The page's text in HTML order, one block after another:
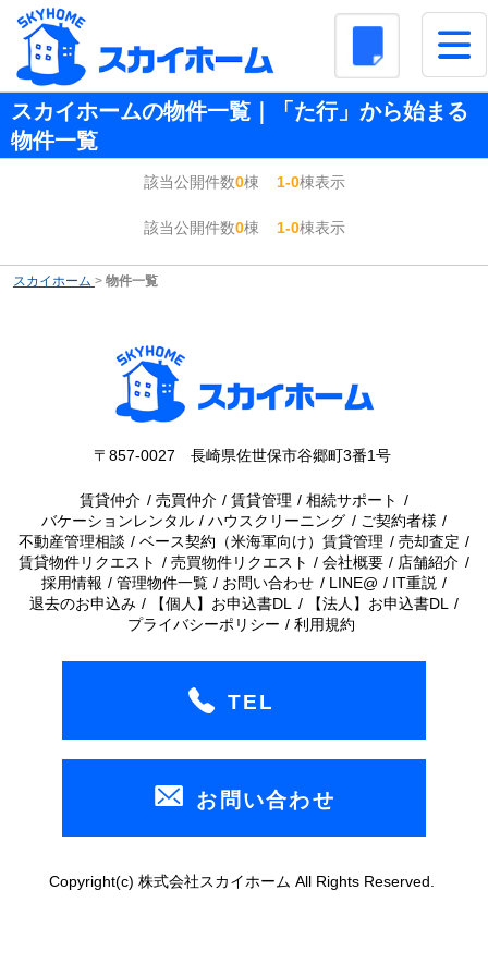
スカイホームの物件一覧｜「た行」から始まる
物件一覧
該当公開件数0棟 1-0棟表示
該当公開件数0棟 1-0棟表示
スカイホーム > 物件一覧
〒857-0027 長崎県佐世保市谷郷町3番1号
賃貸仲介 売買仲介 賃貸管理
相続サポート
バケーションレンタル
ハウスクリーニング
ご契約者様
不動産管理相談
ベース契約（米海軍向け）賃貸管理
売却査定
賃貸物件リクエスト
売買物件リクエスト 会社概要
店舗紹介
採用情報
管理物件一覧 お問い合わせ LINE@
IT重説
退去のお申込み
【個人】お申込書DL
【法人】お申込書DL
プライバシーポリシー
利用規約
TEL
お問い合わせ
Copyright(c) 株式会社スカイホーム All Rights Reserved.